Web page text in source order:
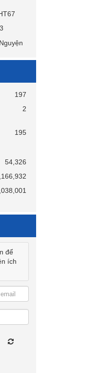
197
2
195
54,326
để
ích